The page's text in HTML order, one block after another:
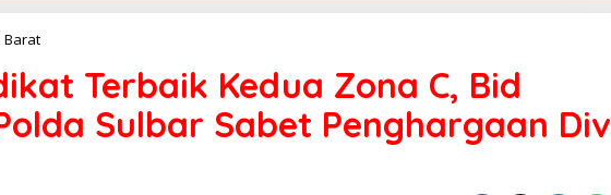
Barat
i
h
P
r
Terbaik Kedua Zona C, Bid
Sulbar Sabet Penghargaan Div